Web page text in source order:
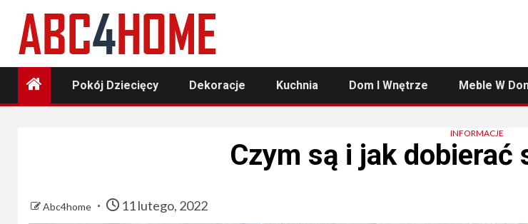
content
Pokój Dziecięcy Dekoracje Kuchnia Dom I Wnętrze Meble W
INFORMACJE
Czym są i jak dobierać
Abc4home 11 lutego, 2022